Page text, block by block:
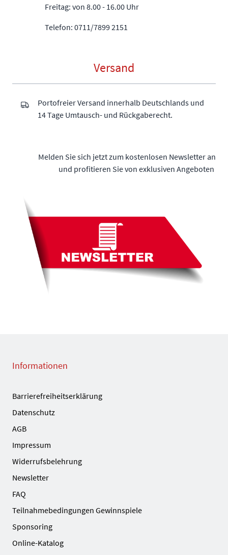
Freitag: von 8.00 - 16.00 Uhr
Telefon: 0711/7899 2151
Versand
Portofreier Versand innerhalb Deutschlands und
14 Tage Umtausch- und Rückgaberecht.
Melden Sie sich jetzt zum kostenlosen Newsletter an
und profitieren Sie von exklusiven Angeboten
Informationen
Barrierefreiheitserklärung
Datenschutz
AGB
Impressum
Widerrufsbelehrung
Newsletter
FAQ
Teilnahmebedingungen Gewinnspiele
Sponsoring
Online-Katalog